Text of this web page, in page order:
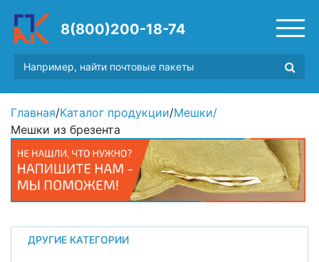
8(800)200-18-74
Главная/Каталог продукции/Мешки/
Мешки из брезента
ДРУГИЕ КАТЕГОРИИ